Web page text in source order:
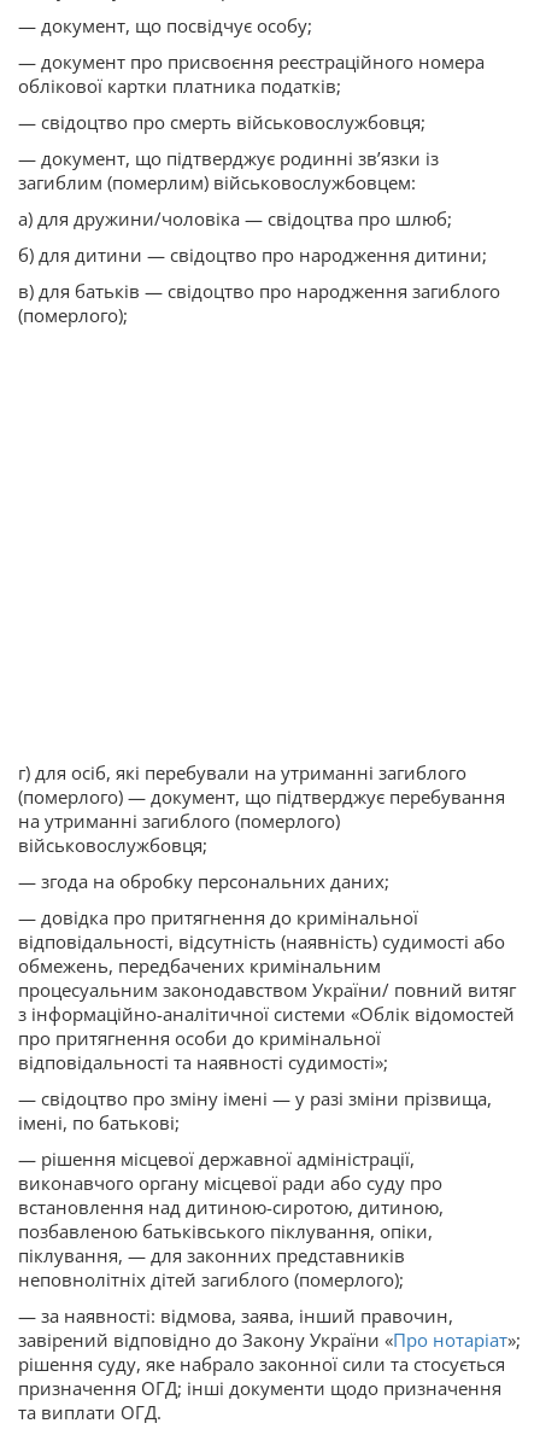
— документ, що посвідчує особу;
— документ про присвоєння реєстраційного номера
облікової картки платника податків;
— свідоцтво про смерть військовослужбовця;
— документ, що підтверджує родинні зв’язки із
загиблим (померлим) військовослужбовцем:
а) для дружини/чоловіка — свідоцтва про шлюб;
б) для дитини — свідоцтво про народження дитини;
в) для батьків — свідоцтво про народження загиблого
(померлого);
г) для осіб, які перебували на утриманні загиблого
(померлого) — документ, що підтверджує перебування
на утриманні загиблого (померлого)
військовослужбовця;
— згода на обробку персональних даних;
— довідка про притягнення до кримінальної
відповідальності, відсутність (наявність) судимості або
обмежень, передбачених кримінальним
процесуальним законодавством України/ повний витяг
з інформаційно-аналітичної системи «Облік відомостей
про притягнення особи до кримінальної
відповідальності та наявності судимості»;
— свідоцтво про зміну імені — у разі зміни прізвища,
імені, по батькові;
— рішення місцевої державної адміністрації,
виконавчого органу місцевої ради або суду про
встановлення над дитиною-сиротою, дитиною,
позбавленою батьківського піклування, опіки,
піклування, — для законних представників
неповнолітніх дітей загиблого (померлого);
— за наявності: відмова, заява, інший правочин,
завірений відповідно до Закону України «Про нотаріат»;
рішення суду, яке набрало законної сили та стосується
призначення ОГД; інші документи щодо призначення
та виплати ОГД.